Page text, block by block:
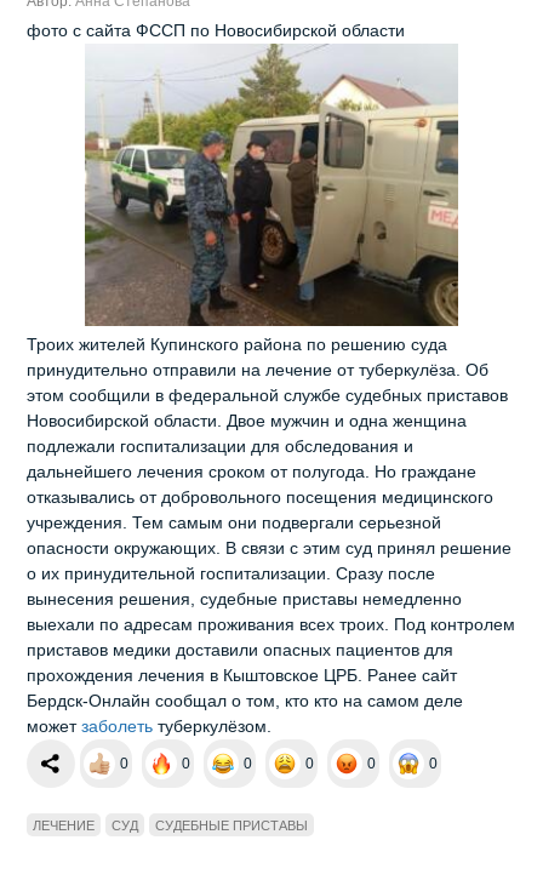
фото с сайта ФССП по Новосибирской области
Троих жителей Купинского района по решению суда
принудительно отправили на лечение от туберкулёза. Об
этом сообщили в федеральной службе судебных приставов
Новосибирской области. Двое мужчин и одна женщина
подлежали госпитализации для обследования и
дальнейшего лечения сроком от полугода. Но граждане
отказывались от добровольного посещения медицинского
учреждения. Тем самым они подвергали серьезной
опасности окружающих. В связи с этим суд принял решение
о их принудительной госпитализации. Сразу после
вынесения решения, судебные приставы немедленно
выехали по адресам проживания всех троих. Под контролем
приставов медики доставили опасных пациентов для
прохождения лечения в Кыштовское ЦРБ. Ранее сайт
Бердск-Онлайн сообщал о том, кто кто на самом деле
можетзаболеть туберкулёзом.
0 0 0 0 0 0
ЛЕЧЕНИЕ СУД СУДЕБНЫЕ ПРИСТАВЫ